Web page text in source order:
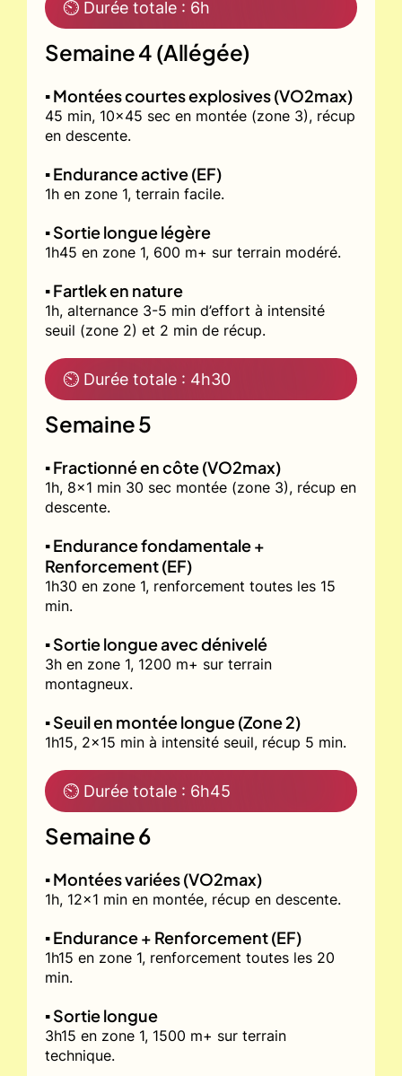
⏲ Durée totale : 6h
Semaine 4 (Allégée)
▪️ Montées courtes explosives (VO2max)
45 min, 10x45 sec en montée (zone 3), récup
en descente.
▪️ Endurance active (EF)
1h en zone 1, terrain facile.
▪️ Sortie longue légère
1h45 en zone 1, 600 m+ sur terrain modéré.
▪️ Fartlek en nature
1h, alternance 3-5 min d’effort à intensité
seuil (zone 2) et 2 min de récup.
⏲ Durée totale : 4h30
Semaine 5
▪️ Fractionné en côte (VO2max)
1h, 8x1 min 30 sec montée (zone 3), récup en
descente.
▪️ Endurance fondamentale +
Renforcement (EF)
1h30 en zone 1, renforcement toutes les 15
min.
▪️ Sortie longue avec dénivelé
3h en zone 1, 1200 m+ sur terrain
montagneux.
▪️ Seuil en montée longue (Zone 2)
1h15, 2x15 min à intensité seuil, récup 5 min.
⏲ Durée totale : 6h45
Semaine 6
▪️ Montées variées (VO2max)
1h, 12x1 min en montée, récup en descente.
▪️ Endurance + Renforcement (EF)
1h15 en zone 1, renforcement toutes les 20
min.
▪️ Sortie longue
3h15 en zone 1, 1500 m+ sur terrain
technique.